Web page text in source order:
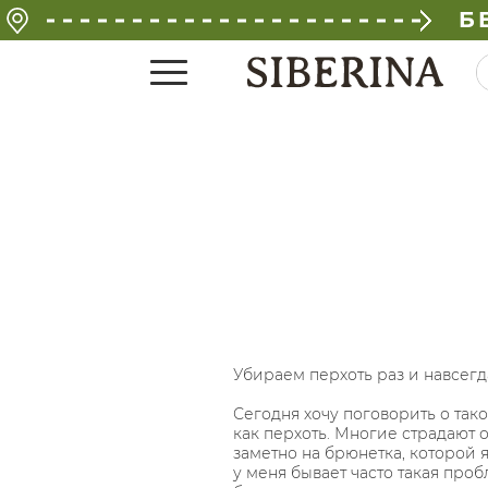
Убираем перхоть раз и
Сегодня хочу поговорить о
как перхоть. Многие страдают
заметно на брюнетка, которой
у меня бывает часто такая